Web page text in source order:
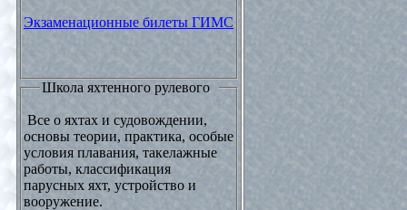
Экзаменационные билеты ГИМС
Школа яхтенного рулевого
Все о яхтах и судовождении,
основы теории, практика, особые
условия плавания, такелажные
работы, классификация
парусных яхт, устройство и
вооружение.